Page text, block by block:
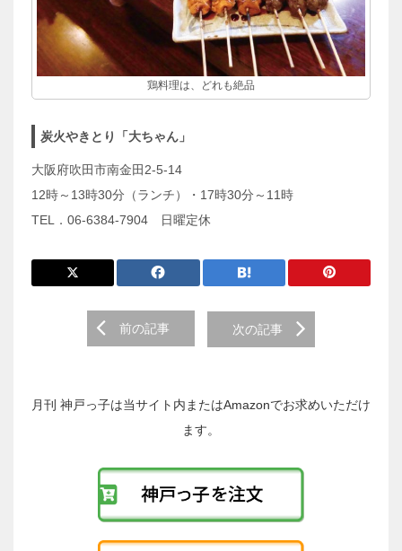
鶏料理は、どれも絶品
炭火やきとり「大ちゃん」
大阪府吹田市南金田2-5-14
12時～13時30分（ランチ）・17時30分～11時
TEL．06-6384-7904 日曜定休
稿
前の記事 次の記事
月刊 神戸っ子は当サイト内またはAmazonでお求めいただけ
ます。